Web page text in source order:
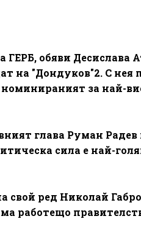
обяви Десислава
на "Дондуков"2. С нея
за най-
глава Руман Радев
сила е най-
ред Николай
работещо